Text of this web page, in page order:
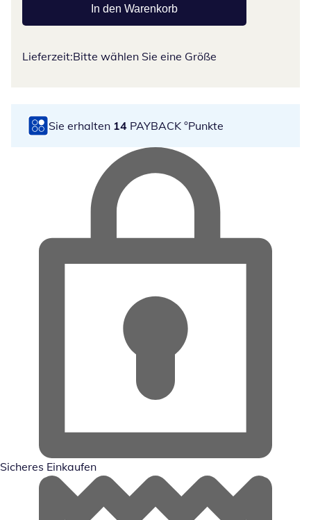
In den Warenkorb
Lieferzeit:Bitte wählen Sie eine Größe
Sie erhalten 14 PAYBACK °Punkte
Sicheres Einkaufen